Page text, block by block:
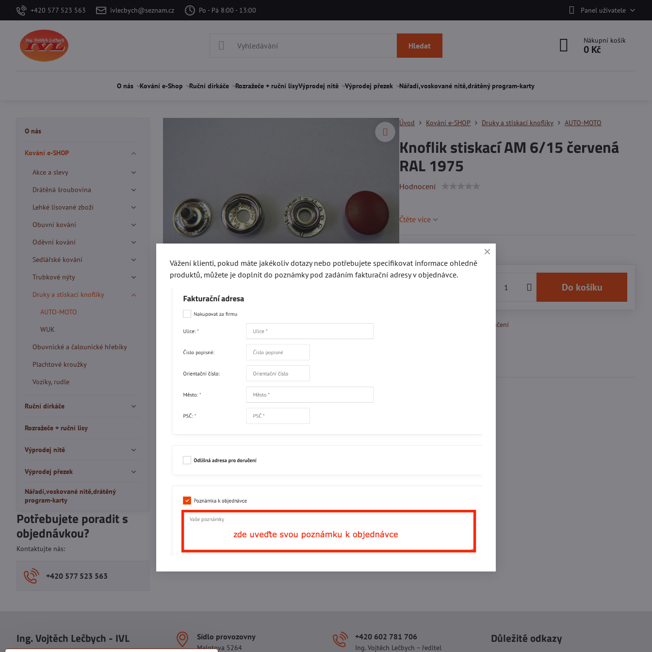
+420 577 523 563 ivlecbych@seznam.cz Po - Pá 8:00 - 13:00 Panel uživatele
Hledat
Nákupní košík
0 Kč
O nás Kování e-Shop Ruční dírkáče Rozražeče + ruční lisyVýprodej nitě Výprodej přezek Nářadí,voskované nitě,drátěný program-karty
Úvod Kování e-SHOP Druky a stiskací knoflíky AUTO-MOTO
Knoflik stiskací AM 6/15 červená
RAL 1975
Hodnocení
Čtěte více
Do košíku
Doručení
Více z kategorie Kování e-SHOP
O nás
Kování e-SHOP
Akce a slevy
Drátěná šroubovina
Lehké lisované zboží
Obuvní kování
Oděvní kování
Sedlářské kování
Trubkové nýty
Druky a stiskací knoflíky
AUTO-MOTO
WUK
Obuvnické a čalounické hřebíky
Plachtové kroužky
Vozíky, rudle
Ruční dírkáče
Rozražeče + ruční lisy
Výprodej nitě
Výprodej přezek
Nářadí,voskované nitě,drátěný
program-karty
Potřebujete poradit s
objednávkou?
Kontaktujte nás:
+420 577 523 563
Ing. Vojtěch Lečbych - IVL Sídlo provozovny
Malotova 5264
+420 602 781 706
Ing. Vojtěch Lečbych – ředitel
Důležité odkazy
Vážení klienti, pokud máte jakékoliv dotazy nebo potřebujete specifikovat informace ohledně
produktů, můžete je doplnit do poznámky pod zadáním fakturační adresy v objednávce.